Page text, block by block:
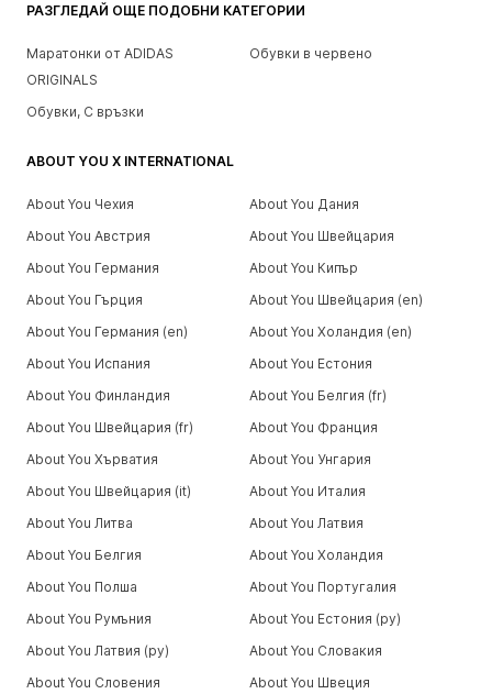
РАЗГЛЕДАЙ ОЩЕ ПОДОБНИ КАТЕГОРИИ
Маратонки от ADIDAS
ORIGINALS
Обувки в червено
Обувки, С връзки
ABOUT YOU X INTERNATIONAL
About You Чехия
About You Дания
About You Австрия
About You Швейцария
About You Германия
About You Кипър
About You Гърция
About You Швейцария (en)
About You Германия (en)
About You Холандия (en)
About You Испания
About You Естония
About You Финландия
About You Белгия (fr)
About You Швейцария (fr)
About You Франция
About You Хърватия
About You Унгария
About You Швейцария (it)
About You Италия
About You Литва
About You Латвия
About You Белгия
About You Холандия
About You Полша
About You Португалия
About You Румъния
About You Естония (ру)
About You Латвия (ру)
About You Словакия
About You Словения
About You Швеция